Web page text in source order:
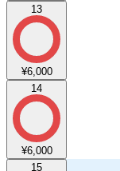
13
¥6,000
14
¥6,000
15